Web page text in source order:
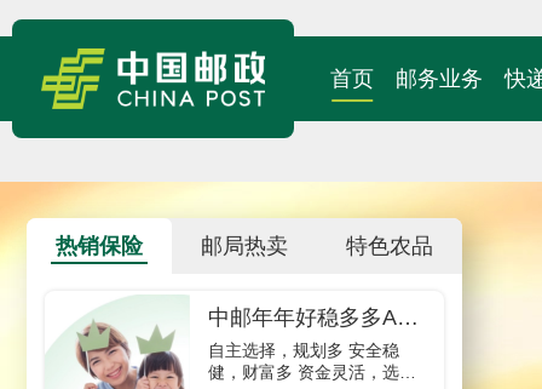
首页 邮务业务 快
热销保险 邮局热卖 特色农品
中邮年年好稳多多A款
年金保险
自主选择，规划多 安全稳
健，财富多 资金灵活，选择